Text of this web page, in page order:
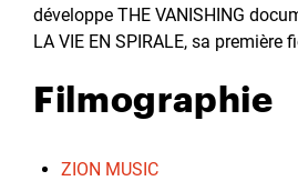
développe THE VANISHING
LA VIE EN SPIRALE, sa première
Filmographie
ZION MUSIC